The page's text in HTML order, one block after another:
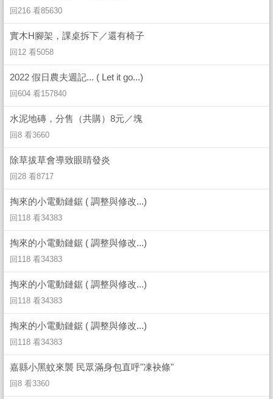
回216 看85630
實木H腳架，課桌拆下／還有椅子
回12 看5058
2022 假日農夫週記... ( Let it go...)
回604 看157840
水泥地磚，分售（共購）8元／塊
回8 看3660
除草拔草會導致眼睛發炎
回28 看8717
掏來的小電動鏈鋸 ( 調整與修改...)
回118 看34383
掏來的小電動鏈鋸 ( 調整與修改...)
回118 看34383
掏來的小電動鏈鋸 ( 調整與修改...)
回118 看34383
掏來的小電動鏈鋸 ( 調整與修改...)
回118 看34383
嘉縣小黑蚊來襲 民眾滿身包直呼"凍袂條"
回8 看3360